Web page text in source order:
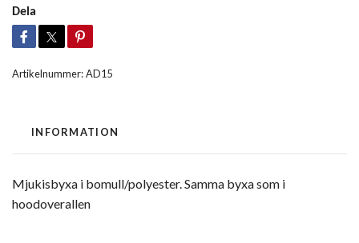
Dela
Artikelnummer:AD15
INFORMATION
Mjukisbyxa i bomull/polyester. Samma byxa som i
hoodoverallen